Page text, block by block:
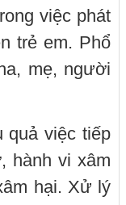
việc phát
trẻ em. Phổ
mẹ, người
quả việc tiếp
hành vi xâm
hại. Xử lý